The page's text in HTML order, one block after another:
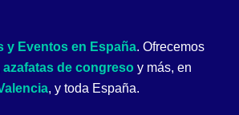
y Eventos en España. Ofrecemos
azafatas de congreso y más, en
, y toda España.